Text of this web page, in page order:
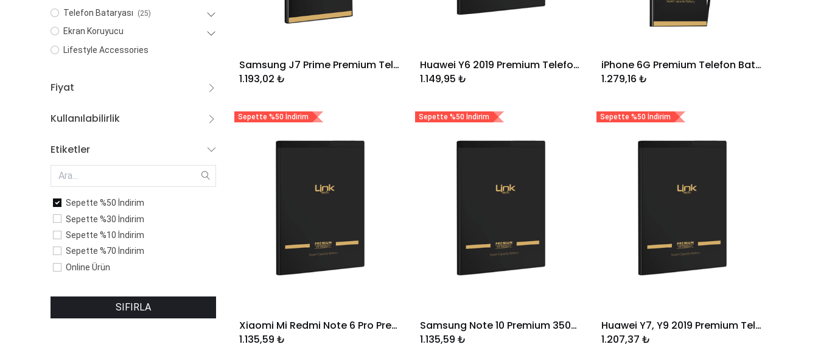
Telefon Bataryası
(25)
Ekran Koruyucu
Lifestyle Accessories
Fiyat
Kullanılabilirlik
Etiketler
Sepette %50 İndirim
Sepette %30 İndirim
Sepette %10 İndirim
Sepette %70 İndirim
Online Ürün
SIFIRLA
Sepete Ekle
Samsung J7 Prime Premium Telefon Bataryası 3.300 mAh
1.193,02 ₺
Sepete Ekle
Huawei Y6 2019 Premium Telefon Bataryası 2900 mAh
1.149,95 ₺
Sepete Ekle
iPhone 6G Premium Telefon Bataryası 2350 mAh
1.279,16 ₺
Sepette %50 İndirim
Sepete Ekle
Xiaomi Mi Redmi Note 6 Pro Premium Telefon Bataryası 4000 mAh
1.135,59 ₺
Sepette %50 İndirim
Sepete Ekle
Samsung Note 10 Premium 3500 mAh Telefon Bataryası
1.135,59 ₺
Sepette %50 İndirim
Sepete Ekle
Huawei Y7, Y9 2019 Premium Telefon Bataryası 4000 mAh
1.207,37 ₺